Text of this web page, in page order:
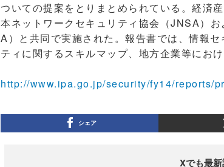
ついての提案をとりまとめられている。経済
本ネットワークセキュリティ協会（JNSA）
A）と共同で実施された。報告書では、情報
ティに関するスキルマップ、地方企業等にお
http://www.ipa.go.jp/security/fy14/reports/
シェア
Xでも最新